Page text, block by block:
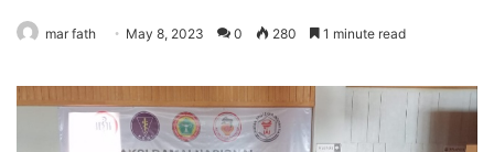
mar fath May 8, 2023 0 280 1 minute read